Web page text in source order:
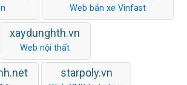
Web bán xe Vinfast
xaydunghth.vn
Web nội thất
starpoly.vn